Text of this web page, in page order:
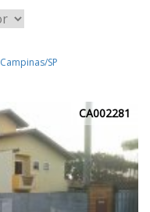
Campinas/SP
CA002281